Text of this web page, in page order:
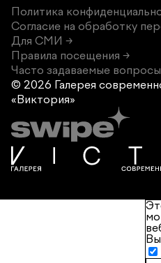
Политика
Согласие на обработку
Для СМИ →
Правила посещения →
Часто задаваемые
© 2026 Галерея
«Виктория»